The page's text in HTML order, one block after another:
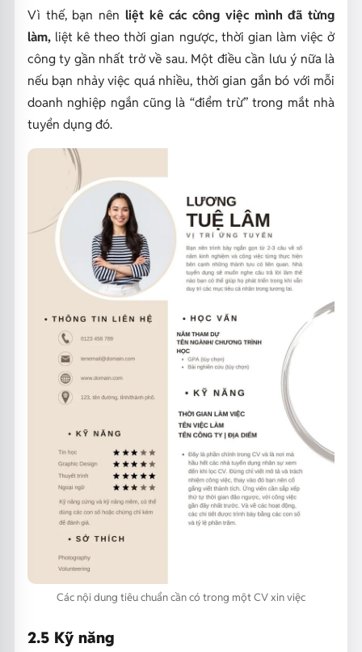
Vì thế, bạn nên liệt kê các công việc mình đã từng
làm, liệt kê theo thời gian ngược, thời gian làm việc ở
công ty gần nhất trở về sau.Một điều cần lưu ý nữa là
nếu bạn nhảy việc quá nhiều, thời gian gắn bó với mỗi
doanh nghiệp ngắn cũng là “điểm trừ” trong mắt nhà
tuyển dụng đó.
Các nội dung tiêu chuẩn cần có trong một CV xin việc
2.5 Kỹ năng